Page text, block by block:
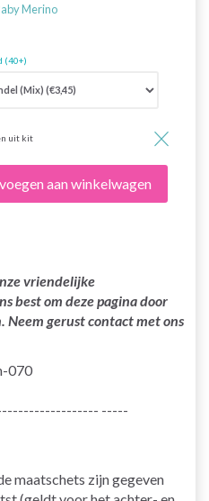
Merino
(40+)
uit kit
aan winkelwagen
vriendelijke
best om deze pagina door
Neem gerust contact met ons
070
-----
maatschets zijn gegeven